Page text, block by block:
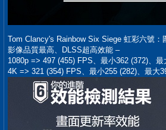
Tom Clancy's Rainbow Six Siege 虹彩六號：
影像品質最高、DLSS超高效能 –
1080p => 497 (455) FPS、最小362 (372)、
4K => 321 (354) FPS、最小255 (282)、最大